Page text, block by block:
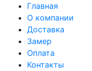
Главная
О компании
Доставка
Замер
Оплата
Контакты